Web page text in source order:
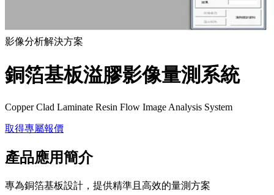
影像分析解決方案
銅箔基板溢膠影像量測系統
Copper Clad Laminate Resin Flow Image Analysis System
取得專屬報價
產品應用簡介
專為銅箔基板設計，提供精準且高效的量測方案